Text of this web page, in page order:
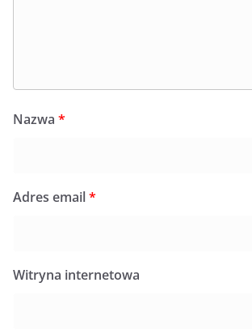
Nazwa *
Adres email*
Witryna internetowa